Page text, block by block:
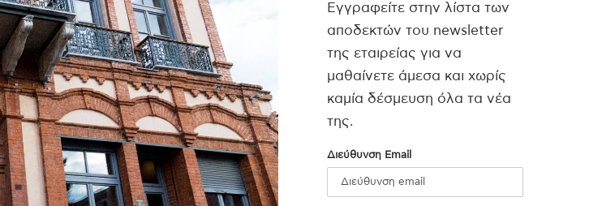
Εγγραφείτε στην λίστα των
αποδεκτών του newsletter
της εταιρείας για να
μαθαίνετε άμεσα και χωρίς
καμία δέσμευση όλα τα νέα
της.
Διεύθυνση Email